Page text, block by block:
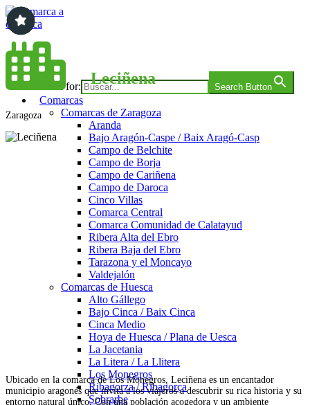
Saltar
al
contenido
Comarca a comarca
Search for: Search Button
Comarcas
Comarcas de Zaragoza
Aranda
Bajo Aragón-Caspe / Baix Aragó-Casp
Campo de Belchite
Campo de Borja
Campo de Cariñena
Campo de Daroca
Cinco Villas
Comarca Central
Comarca Comunidad de Calatayud
Ribera Alta del Ebro
Ribera Baja del Ebro
Tarazona y el Moncayo
Valdejalón
Comarcas de Huesca
Alto Gállego
Bajo Cinca / Baix Cinca
Cinca Medio
Hoya de Huesca / Plana de Uesca
La Jacetania
La Litera / La Llitera
Los Monegros
Ribagorza / Ribagorça
Sobrarbe
Leciñena
Zaragoza
Ubicado en la comarca de Los Monegros, Leciñena es un encantador
municipio aragonés que invita a los viajeros a descubrir su rica historia y su
entorno natural único. Con una población acogedora y un ambiente